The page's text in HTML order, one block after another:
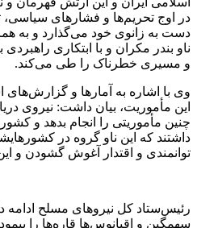
در اوج تحریم‌ها و فشارهای سیاسی،
دست به زانوی خود می‌گذارد و به
ناو بندر مکران و با ابتکاری
و مسیری خطرناک را طی می‌کند.
وی با ‌اشاره به آمارها و گزارش‌های
این مأموریت، بیان داشت: نیروی
چنین مأموریتی را انجام بدهد و
داشتند که این ناو گروه در
توانمندی و اقتدار آغوش گشودن و
رئیس‌ستاد کل نیروهای مسلح ادامه